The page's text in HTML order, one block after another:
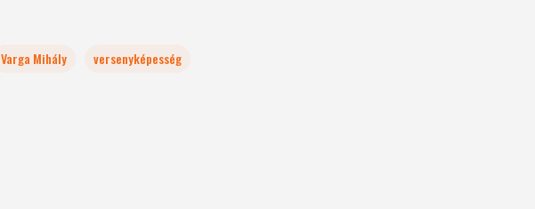
Varga Mihály versenyképesség